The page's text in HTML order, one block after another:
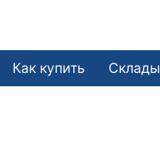
Как купить Склады